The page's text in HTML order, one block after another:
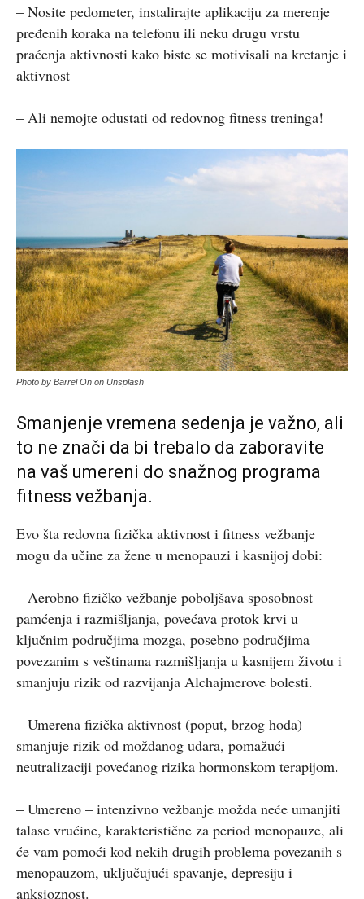
– Nosite pedometer, instalirajte aplikaciju za merenje
pređenih koraka na telefonu ili neku drugu vrstu
praćenja aktivnosti kako biste se motivisali na kretanje i
aktivnost
– Ali nemojte odustati od redovnog fitness treninga!
Photo by Barrel On on Unsplash
Smanjenje vremena sedenja je važno, ali
to ne znači da bi trebalo da zaboravite
na vaš umereni do snažnog programa
fitness vežbanja.
Evo šta redovna fizička aktivnost i fitness vežbanje
mogu da učine za žene u menopauzi i kasnijoj dobi:
– Aerobno fizičko vežbanje poboljšava sposobnost
pamćenja i razmišljanja, povećava protok krvi u
ključnim područjima mozga, posebno područjima
povezanim s veštinama razmišljanja u kasnijem životu i
smanjuju rizik od razvijanja Alchajmerove bolesti.
– Umerena fizička aktivnost (poput, brzog hoda)
smanjuje rizik od moždanog udara, pomažući
neutralizaciji povećanog rizika hormonskom terapijom.
– Umereno – intenzivno vežbanje možda neće umanjiti
talase vrućine, karakteristične za period menopauze, ali
će vam pomoći kod nekih drugih problema povezanih s
menopauzom, uključujući spavanje, depresiju i
anksioznost.